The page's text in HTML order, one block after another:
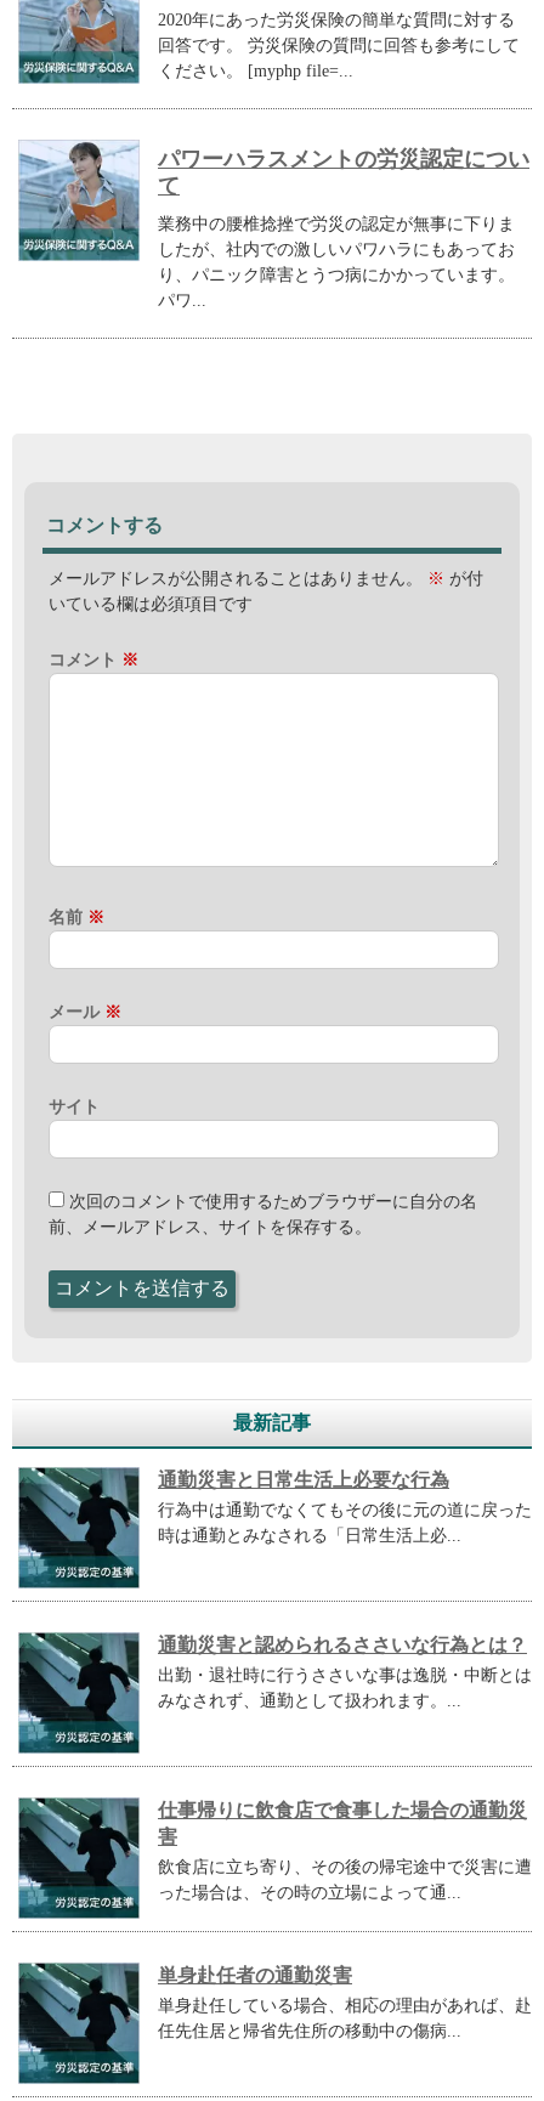
2020年にあった労災保険の簡単な質問に対する
回答です。 労災保険の質問に回答も参考にして
ください。 [myphp file=...
パワーハラスメントの労災認定につい
て
業務中の腰椎捻挫で労災の認定が無事に下りま
したが、社内での激しいパワハラにもあってお
り、パニック障害とうつ病にかかっています。
パワ...
コメントする
メールアドレスが公開されることはありません。 ※ が付
いている欄は必須項目です
コメント ※
名前 ※
メール ※
サイト
次回のコメントで使用するためブラウザーに自分の名
前、メールアドレス、サイトを保存する。
最新記事
通勤災害と日常生活上必要な行為
行為中は通勤でなくてもその後に元の道に戻った
時は通勤とみなされる「日常生活上必...
通勤災害と認められるささいな行為とは？
出勤・退社時に行うささいな事は逸脱・中断とは
みなされず、通勤として扱われます。...
仕事帰りに飲食店で食事した場合の通勤災
害
飲食店に立ち寄り、その後の帰宅途中で災害に遭
った場合は、その時の立場によって通...
単身赴任者の通勤災害
単身赴任している場合、相応の理由があれば、赴
任先住居と帰省先住所の移動中の傷病...